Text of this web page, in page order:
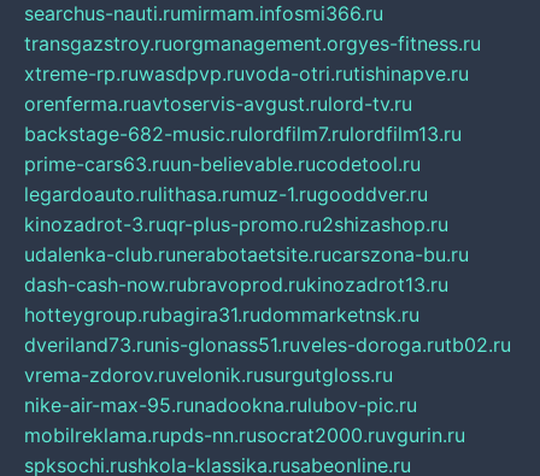
searchus-nauti.rumirmam.infosmi366.ru
transgazstroy.ruorgmanagement.orgyes-fitness.ru
xtreme-rp.ruwasdpvp.ruvoda-otri.rutishinapve.ru
orenferma.ruavtoservis-avgust.rulord-tv.ru
backstage-682-music.rulordfilm7.rulordfilm13.ru
prime-cars63.ruun-believable.rucodetool.ru
legardoauto.rulithasa.rumuz-1.rugooddver.ru
kinozadrot-3.ruqr-plus-promo.ru2shizashop.ru
udalenka-club.runerabotaetsite.rucarszona-bu.ru
dash-cash-now.rubravoprod.rukinozadrot13.ru
hotteygroup.rubagira31.rudommarketnsk.ru
dveriland73.runis-glonass51.ruveles-doroga.rutb02.ru
vrema-zdorov.ruvelonik.rusurgutgloss.ru
nike-air-max-95.runadookna.rulubov-pic.ru
mobilreklama.rupds-nn.rusocrat2000.ruvgurin.ru
spksochi.rushkola-klassika.rusabeonline.ru